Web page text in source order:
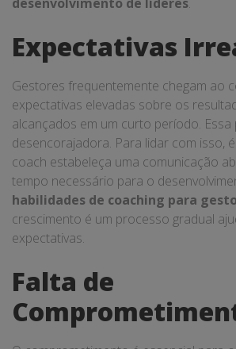
Expectativas
Gestores frequentemente chegam ao
expectativas elevadas sobre os
alcançados em um curto período.
desencorajadora. Para lidar com isso,
coach estabeleça uma comunicação
tempo necessário para o
habilidades de coaching para
crescimento é um processo gradual
expectativas.
Falta de